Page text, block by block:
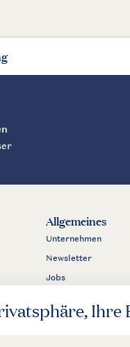
Allgemeines
Unternehmen
Newsletter
Jobs
Presse